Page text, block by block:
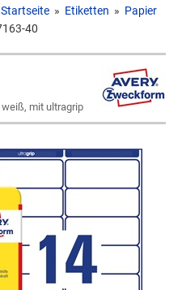
Startseite » Etiketten » Papier
40
mit ultragrip